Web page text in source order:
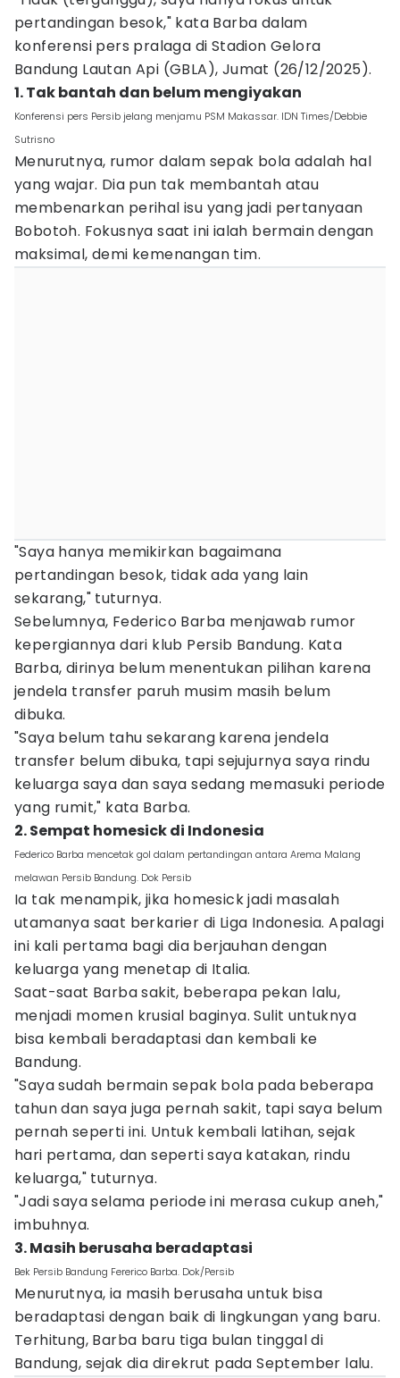
pertandingan besok," kata Barba dalam
konferensi pers pralaga di Stadion Gelora
Bandung Lautan Api (GBLA), Jumat (26/12/2025).
1. Tak bantah dan belum mengiyakan
Konferensi pers Persib jelang menjamu PSM Makassar. IDN Times/Debbie
Sutrisno
Menurutnya, rumor dalam sepak bola adalah hal
yang wajar. Dia pun tak membantah atau
membenarkan perihal isu yang jadi pertanyaan
Bobotoh. Fokusnya saat ini ialah bermain dengan
maksimal, demi kemenangan tim.
"Saya hanya memikirkan bagaimana
pertandingan besok, tidak ada yang lain
sekarang," tuturnya.
Sebelumnya, Federico Barba menjawab rumor
kepergiannya dari klub Persib Bandung. Kata
Barba, dirinya belum menentukan pilihan karena
jendela transfer paruh musim masih belum
dibuka.
"Saya belum tahu sekarang karena jendela
transfer belum dibuka, tapi sejujurnya saya rindu
keluarga saya dan saya sedang memasuki periode
yang rumit," kata Barba.
2. Sempat homesick di Indonesia
Federico Barba mencetak gol dalam pertandingan antara Arema Malang
melawan Persib Bandung. Dok Persib
Ia tak menampik, jika homesick jadi masalah
utamanya saat berkarier di Liga Indonesia. Apalagi
ini kali pertama bagi dia berjauhan dengan
keluarga yang menetap di Italia.
Saat-saat Barba sakit, beberapa pekan lalu,
menjadi momen krusial baginya. Sulit untuknya
bisa kembali beradaptasi dan kembali ke
Bandung.
"Saya sudah bermain sepak bola pada beberapa
tahun dan saya juga pernah sakit, tapi saya belum
pernah seperti ini. Untuk kembali latihan, sejak
hari pertama, dan seperti saya katakan, rindu
keluarga," tuturnya.
"Jadi saya selama periode ini merasa cukup aneh,"
imbuhnya.
3. Masih berusaha beradaptasi
Bek Persib Bandung Fererico Barba. Dok/Persib
Menurutnya, ia masih berusaha untuk bisa
beradaptasi dengan baik di lingkungan yang baru.
Terhitung, Barba baru tiga bulan tinggal di
Bandung, sejak dia direkrut pada September lalu.